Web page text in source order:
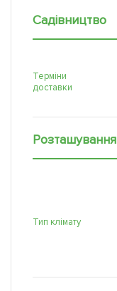
Садівництво
Терміни
доставки
Розташування
Тип клімату